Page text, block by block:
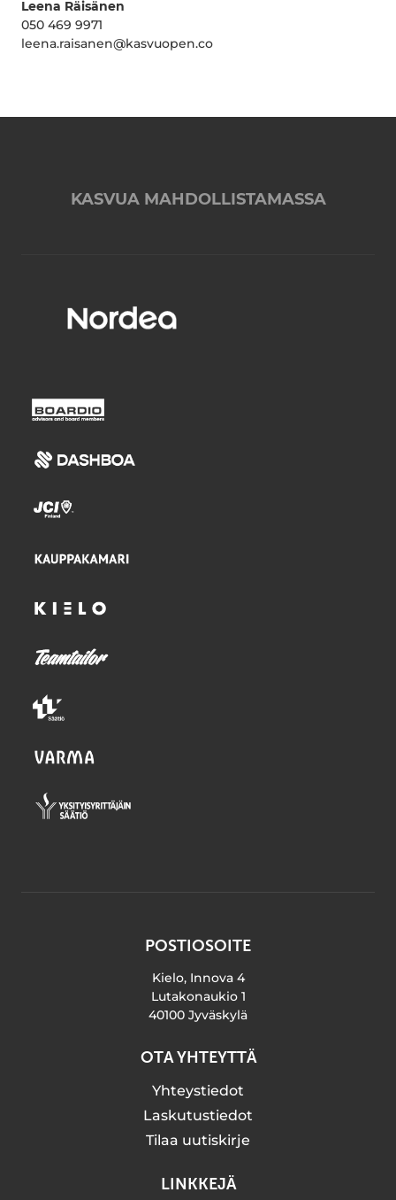
Leena Räisänen
050 469 9971
leena.raisanen@kasvuopen.co
KASVUA MAHDOLLISTAMASSA
POSTIOSOITE
Kielo, Innova 4
Lutakonaukio 1
40100 Jyväskylä
OTA YHTEYTTÄ
Yhteystiedot
Laskutustiedot
Tilaa uutiskirje
LINKKEJÄ